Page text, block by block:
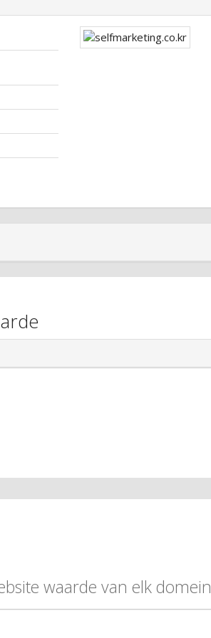
waarde van elk domein